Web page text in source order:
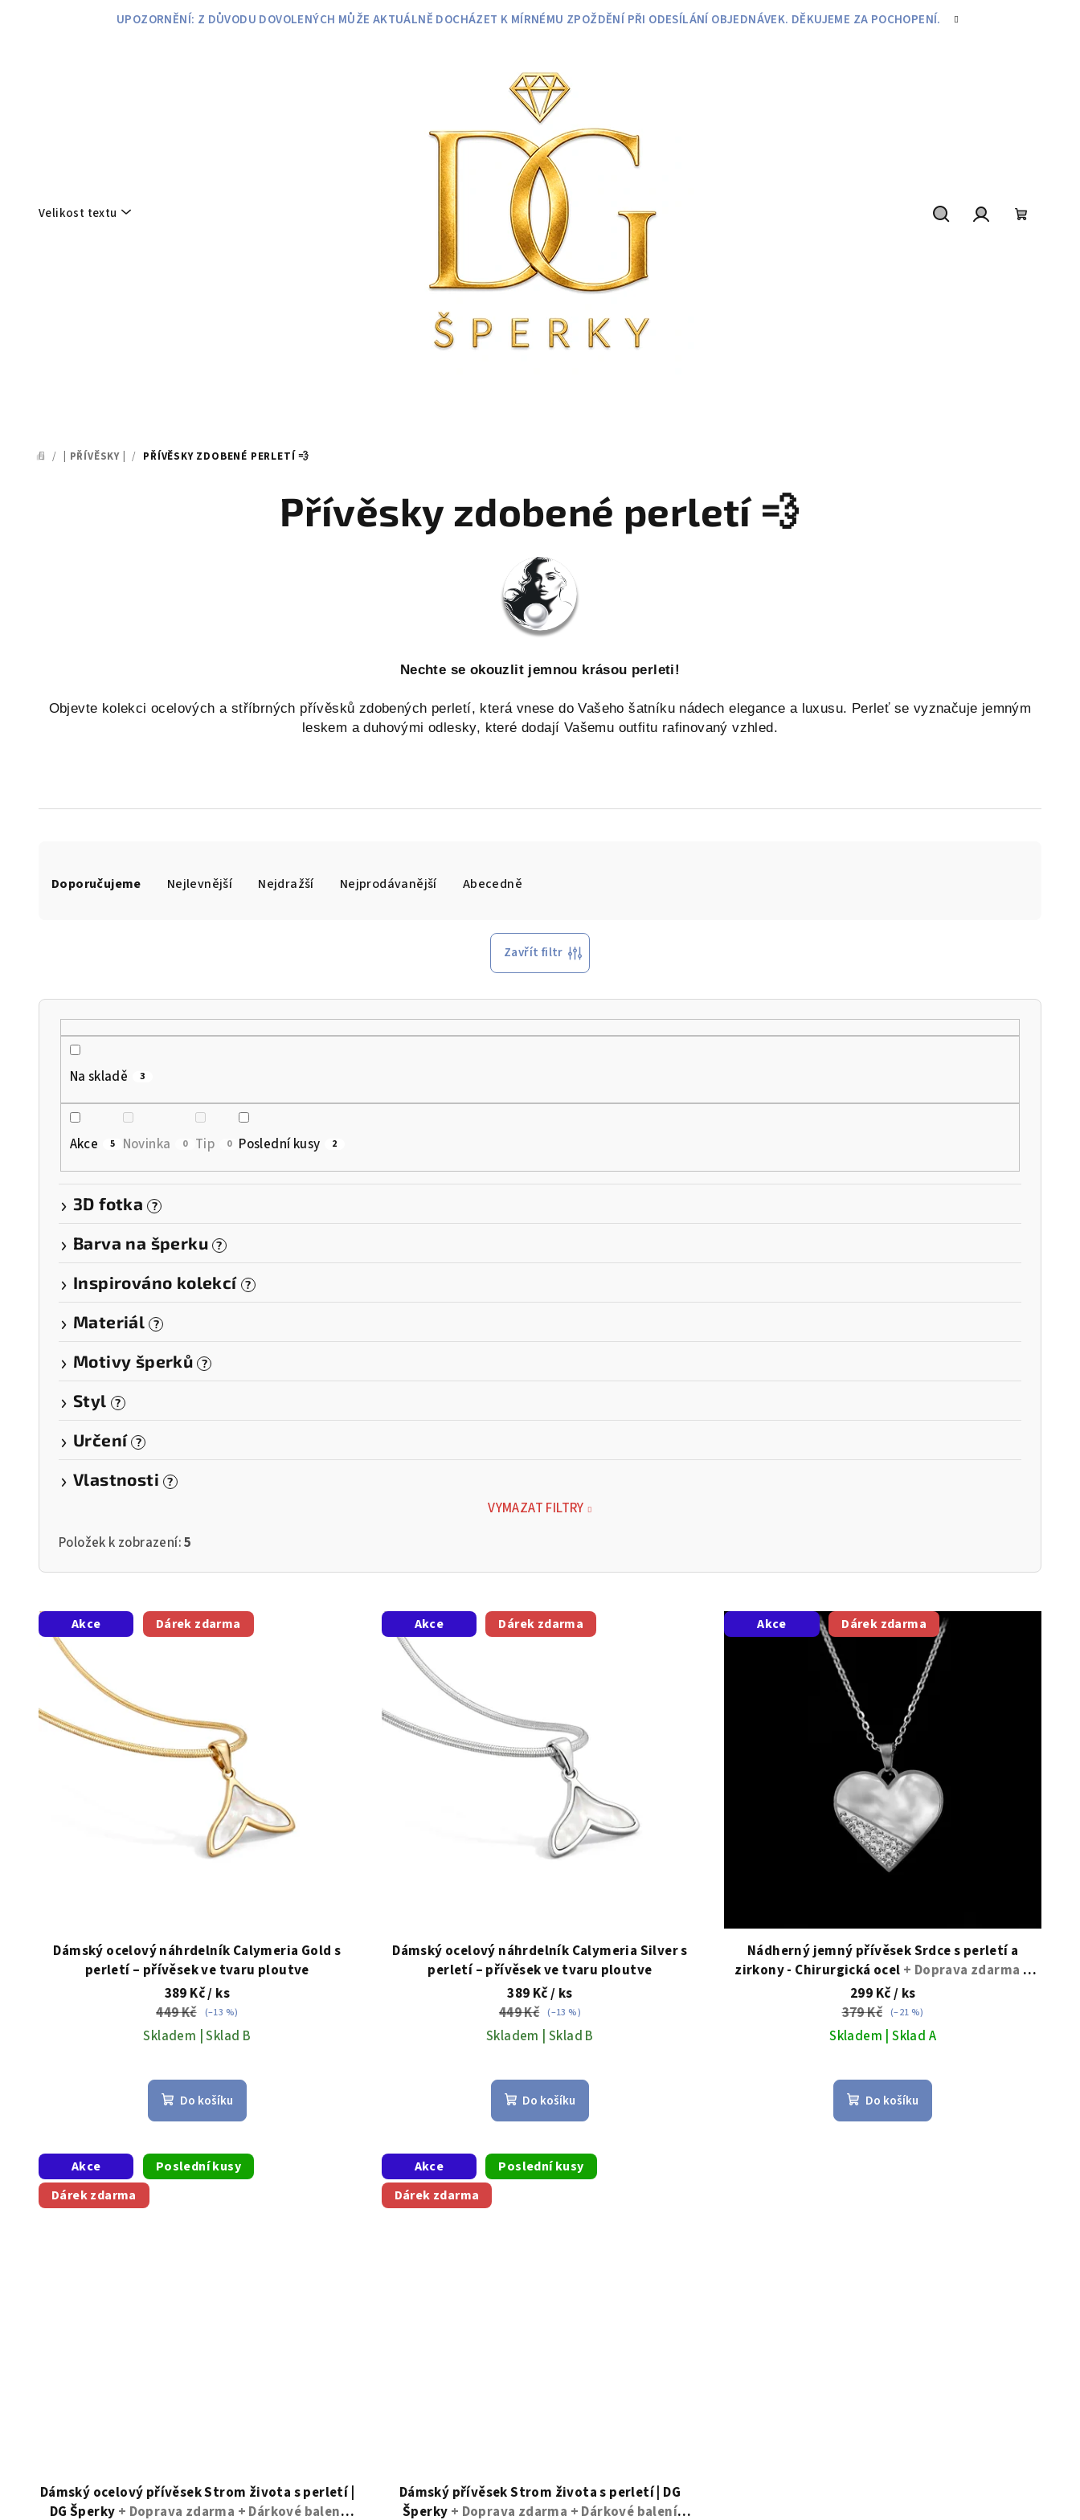
UPOZORNĚNÍ: Z DŮVODU DOVOLENÝCH MŮŽE AKTUÁLNĚ DOCHÁZET K MÍRNÉMU ZPOŽDĚNÍ PŘI ODESÍLÁNÍ OBJEDNÁVEK. DĚKUJEME ZA POCHOPENÍ.
Velikost textu
DOMŮ
/ | PŘÍVĚSKY | / PŘÍVĚSKY ZDOBENÉ PERLETÍ 💨
Přívěsky zdobené perletí 💨
Nechte se okouzlit jemnou krásou perleti!
Objevte kolekci ocelových a stříbrných přívěsků zdobených perletí, která vnese do Vašeho šatníku nádech elegance a luxusu. Perleť se vyznačuje jemným
leskem a duhovými odlesky, které dodají Vašemu outfitu rafinovaný vzhled.
aDoporučujeme Nejlevnější Nejdražší Nejprodávanější Abecedně
Zavřít filtr
Na skladě 3
Akce 5 Novinka 0 Tip 0 Poslední kusy 2
3D fotka ?
Barva na šperku ?
Inspirováno kolekcí ?
Materiál ?
Motivy šperků ?
Styl ?
Určení ?
Vlastnosti ?
VYMAZAT FILTRY
Položek k zobrazení:5
V
ý
i
s
Akce Dárek zdarma
Dámský ocelový náhrdelník Calymeria Gold s
perletí – přívěsek ve tvaru ploutve
389 Kč/ ks
449 Kč
(–13 %)
Skladem | Sklad B
Do košíku
Akce Dárek zdarma
Dámský ocelový náhrdelník Calymeria Silver s
perletí – přívěsek ve tvaru ploutve
389 Kč/ ks
449 Kč (–13 %)
Skladem | Sklad B
Do košíku
Akce Dárek zdarma
Nádherný jemný přívěsek Srdce s perletí a
zirkony - Chirurgická ocel + Doprava zdarma +
Dárkové balení zdarma
299 Kč/ ks
379 Kč (–21 %)
Skladem | Sklad A
hodnocení
produktu
je
Do košíku
Akce
Poslední kusy
Dárek zdarma
Dámský ocelový přívěsek Strom života s perletí |
DG Šperky + Doprava zdarma + Dárkové balení
Akce
Poslední kusy
Dárek zdarma
Dámský přívěsek Strom života s perletí | DG
Šperky + Doprava zdarma + Dárkové balení